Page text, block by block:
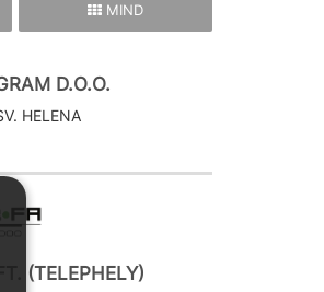
MIND
D.O.O.
HELENA
(TELEPHELY)